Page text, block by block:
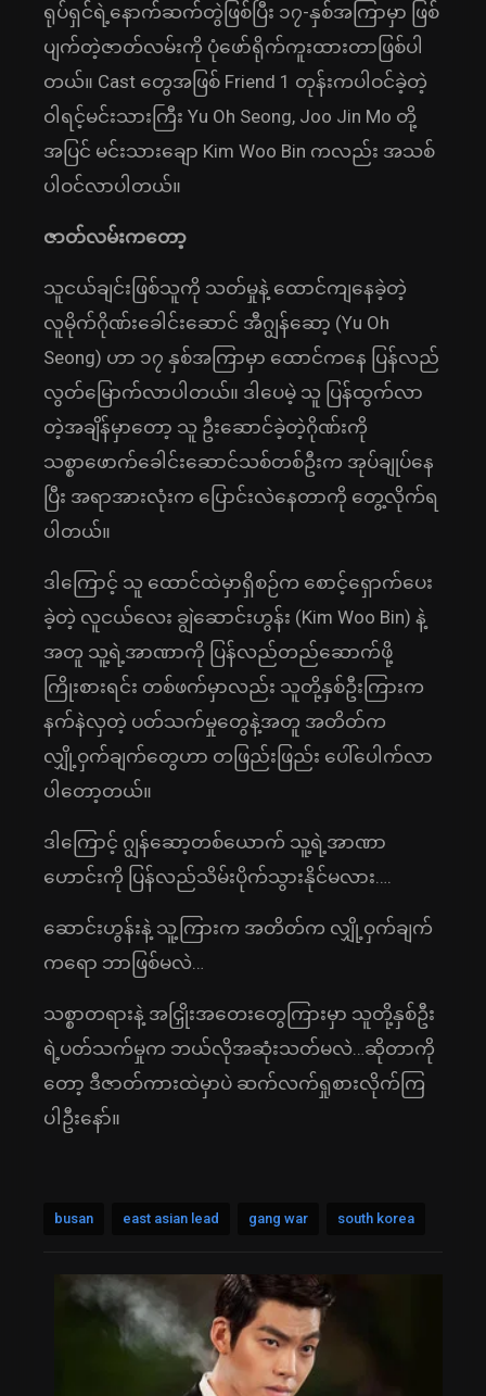
ရုပ်ရှင်ရဲ့နောက်ဆက်တွဲဖြစ်ပြီး ၁၇-နှစ်အကြာမှာ ဖြစ်
ပျက်တဲ့ဇာတ်လမ်းကို ပုံဖော်ရိုက်ကူးထားတာဖြစ်ပါ
တယ်။ Cast တွေအဖြစ် Friend 1 တုန်းကပါဝင်ခဲ့တဲ့
ဝါရင့်မင်းသားကြီး Yu Oh Seong, Joo Jin Mo တို့
အပြင် မင်းသားချော Kim Woo Bin ကလည်း အသစ်
ပါဝင်လာပါတယ်။
ဇာတ်လမ်းကတော့
သူငယ်ချင်းဖြစ်သူကို သတ်မှုနဲ့ ထောင်ကျ‌နေခဲ့တဲ့
လူမိုက်ဂိုဏ်းခေါင်းဆောင် အီဂျွန်ဆော့ (Yu Oh
Seong) ဟာ ၁၇ နှစ်အကြာမှာ ထောင်ကနေ ပြန်လည်
လွတ်မြောက်လာပါတယ်။ ဒါပေမဲ့ သူ ပြန်ထွက်လာ
တဲ့အချိန်မှာတော့ သူ ဦးဆောင်ခဲ့တဲ့ဂိုဏ်းကို
သစ္စာဖောက်ခေါင်းဆောင်သစ်တစ်ဦးက အုပ်ချုပ်နေ
ပြီး အရာအားလုံးက ပြောင်းလဲနေတာကို တွေ့လိုက်ရ
ပါတယ်။
ဒါကြောင့် သူ ထောင်ထဲမှာရှိစဉ်က စောင့်ရှောက်ပေး
ခဲ့တဲ့ လူငယ်လေး ချွဲဆောင်းဟွန်း (Kim Woo Bin) နဲ့
အတူ သူ့ရဲ့အာဏာကို ပြန်လည်တည်ဆောက်ဖို့
ကြိုးစားရင်း တစ်ဖက်မှာလည်း သူတို့နှစ်ဦးကြားက
နက်နဲလှတဲ့ ပတ်သက်မှုတွေနဲ့အတူ အတိတ်က
လျှို့ဝှက်ချက်တွေဟာ တဖြည်းဖြည်း ပေါ်ပေါက်လာ
ပါတော့တယ်။
ဒါကြောင့် ဂျွန်ဆော့တစ်ယောက် သူ့ရဲ့အာဏာ
ဟောင်းကို ပြန်လည်သိမ်းပိုက်သွားနိုင်မလား….
ဆောင်းဟွန်းနဲ့ သူ့ကြားက အတိတ်က လျှို့ဝှက်ချက်
ကရော ဘာဖြစ်မလဲ…
သစ္စာတရားနဲ့ အငြှိုးအတေးတွေကြားမှာ သူတို့နှစ်ဦး
ရဲ့ပတ်သက်မှုက ဘယ်လိုအဆုံးသတ်မလဲ…ဆိုတာကို
တော့ ဒီဇာတ်ကားထဲမှာပဲ ဆက်လက်ရှုစားလိုက်ကြ
ပါဦးနော်။
busan east asian lead gang war south korea